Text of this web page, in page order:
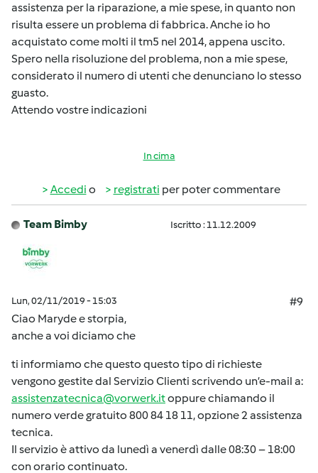
assistenza per la riparazione, a mie spese, in quanto non
risulta essere un problema di fabbrica. Anche io ho
acquistato come molti il tm5 nel 2014, appena uscito.
Spero nella risoluzione del problema, non a mie spese,
considerato il numero di utenti che denunciano lo stesso
guasto.
Attendo vostre indicazioni
In cima
Accedi o registrati per poter commentare
Team Bimby Iscritto : 11.12.2009
Lun, 02/11/2019 - 15:03
#9
Ciao Maryde e storpia,
anche a voi diciamo che
ti informiamo che questo questo tipo di richieste
vengono gestite dal Servizio Clienti scrivendo un’e-mail a:
assistenzatecnica@vorwerk.itoppure chiamando il
numero verde gratuito 800 84 18 11, opzione 2 assistenza
tecnica.
Il servizio è attivo da lunedì a venerdì dalle 08:30 – 18:00
con orario continuato.